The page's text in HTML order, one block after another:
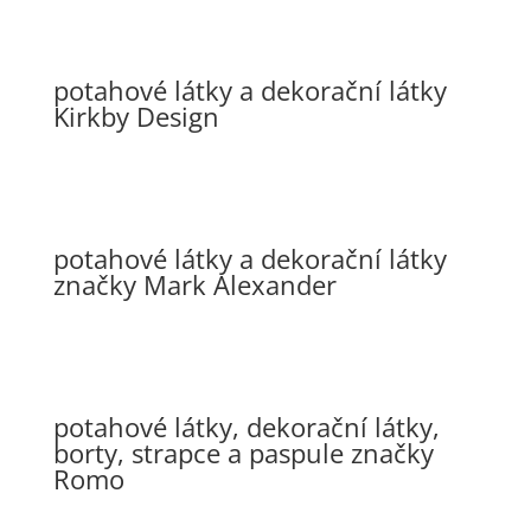
potahové látky a dekorační látky
Kirkby Design
potahové látky a dekorační látky
značky Mark Alexander
potahové látky, dekorační látky,
borty, strapce a paspule značky
Romo